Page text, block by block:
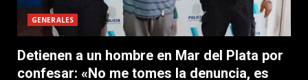
GENERALES
Detienen a un hombre en Mar del Plata por
confesar: «No me tomes la denuncia, es